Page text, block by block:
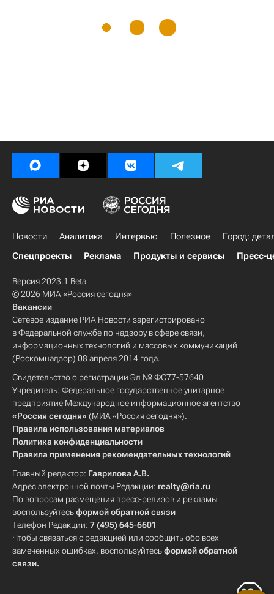
Новости Аналитика Интервью Полезное
Город:
Спецпроекты
Реклама Продукты и сервисы Пресс-
Версия 2023.1 Beta
© 2026 МИА «Россия сегодня»
Вакансии
Сетевое издание РИА Новости зарегистрировано
в Федеральной службе по надзору в сфере связи,
информационных технологий и массовых коммуникаций
(Роскомнадзор) 08 апреля 2014 года.
Свидетельство о регистрации Эл № ФС77-57640
Учредитель: Федеральное государственное унитарное
предприятие Международное информационное агентство
«Россия сегодня» (МИА «Россия сегодня»).
Правила использования материалов
Политика конфиденциальности
Правила применения рекомендательных технологий
Главный редактор: Гаврилова А.В.
Адрес электронной почты Редакции: realty@ria.ru
По вопросам размещения пресс-релизов и рекламы
воспользуйтесьформой обратной связи
Телефон Редакции: 7 (495) 645-6601
Чтобы связаться с редакцией или сообщить обо всех
замеченных ошибках, воспользуйтесьформой обратной
связи.